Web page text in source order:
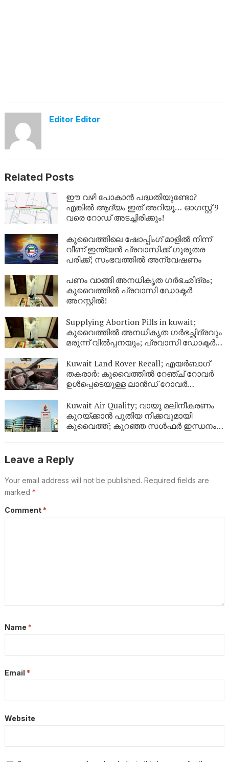
Editor Editor
Related Posts
ഈ വഴി പോകാൻ പദ്ധതിയുണ്ടോ?
എങ്കിൽ ആദ്യം ഇത് അറിയൂ… ഓഗസ്റ്റ് 9
വരെ റോഡ് അടച്ചിരിക്കും!
കുവൈത്തിലെ ഷോപ്പിംഗ് മാളിൽ നിന്ന്
വീണ് ഇന്ത്യൻ പ്രവാസിക്ക് ഗുരുതര
പരിക്ക്; സംഭവത്തിൽ അന്വേഷണം
പണം വാങ്ങി അനധികൃത ഗർഭഛിദ്രം;
കുവൈത്തിൽ പ്രവാസി ഡോക്ടർ
അറസ്റ്റിൽ!
Supplying Abortion Pills ​in kuwait;
കുവൈത്തിൽ അനധികൃത ഗർഭച്ഛിദ്രവും
മരുന്ന് വിൽപ്പനയും; പ്രവാസി ഡോക്ടർ
Kuwait Land Rover Recall; എയർബാഗ്
തകരാർ: കുവൈത്തിൽ റേഞ്ച് റോവർ
ഉൾപ്പെടെയുള്ള ലാൻഡ് റോവർ
Kuwait Air Quality; വായു മലിനീകരണം
കുറയ്ക്കാൻ പുതിയ നീക്കവുമായി
കുവൈത്ത്; കുറഞ്ഞ സൾഫർ ഇന്ധനം
Leave a Reply
Your email address will not be published. Required fields are
marked *
Comment *
Name *
Email *
Website